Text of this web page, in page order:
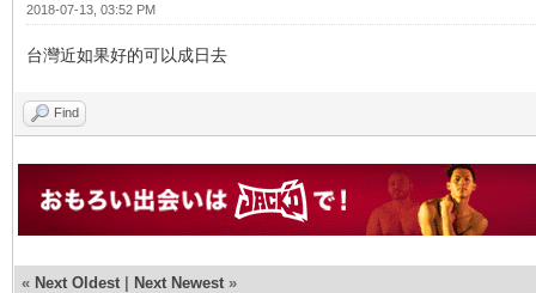
2018-07-13, 03:52 PM
台灣近如果好的可以成日去
Find
« Next Oldest | Next Newest »